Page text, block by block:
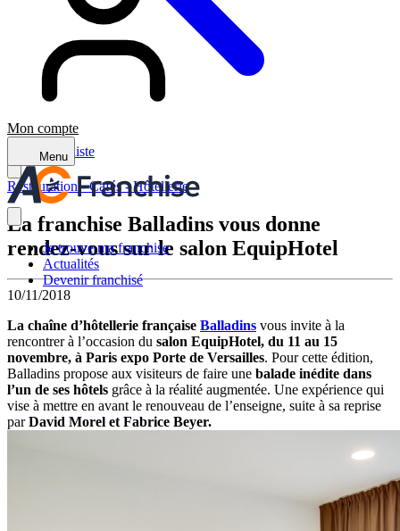
Mon compte
Menu
Je trouve ma franchise
Actualités
Devenir franchisé
Retour à la liste
Restauration - Cafés - Hôtellerie
La franchise Balladins vous donne
rendez-vous sur le salon EquipHotel
10/11/2018
La chaîne d’hôtellerie française Balladins vous invite à la
rencontrer à l’occasion du salon EquipHotel, du 11 au 15
novembre, à Paris expo Porte de Versailles. Pour cette édition,
Balladins propose aux visiteurs de faire une balade inédite dans
l’un de ses hôtels grâce à la réalité augmentée. Une expérience qui
vise à mettre en avant le renouveau de l’enseigne, suite à sa reprise
parDavid Morel et Fabrice Beyer.